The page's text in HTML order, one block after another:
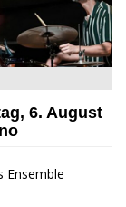
Jazz
6. August
Ensemble